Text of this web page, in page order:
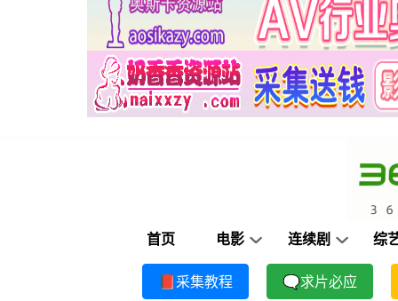
首页 电影 连续剧 综
📕采集教程 🗨求片必应